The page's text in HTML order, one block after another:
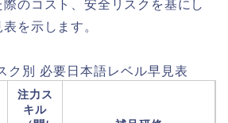
のコスト、安全リスクを基にし
を示します。
ク別 必要日本語レベル早見表
注力ス
キル